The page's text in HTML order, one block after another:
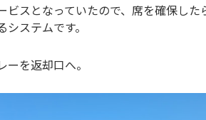
ビスとなっていたので、席を確保
システムです。
ーを返却口へ。